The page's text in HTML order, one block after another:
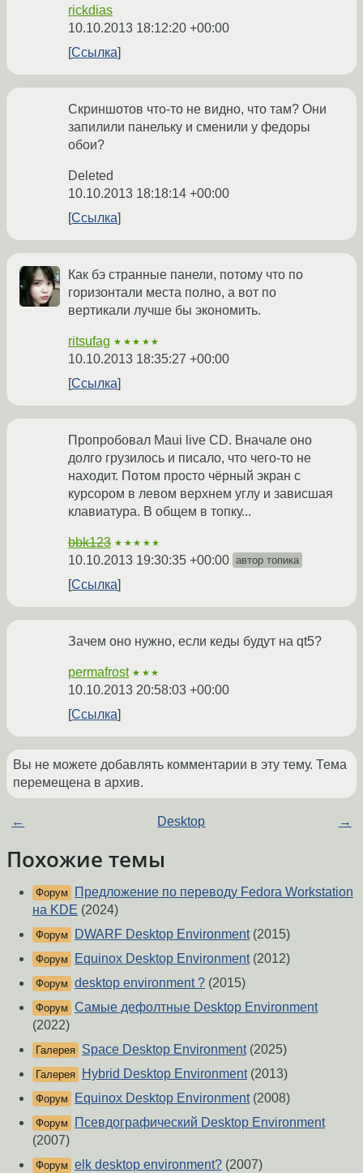
rickdias
10.10.2013 18:12:20 +00:00
Ссылка
Скриншотов что-то не видно, что там? Они
запилили панельку и сменили у федоры
обои?
Deleted
10.10.2013 18:18:14 +00:00
Ссылка
Как бэ странные панели, потому что по
горизонтали места полно, а вот по
вертикали лучше бы экономить.
ritsufag ★★★★★
10.10.2013 18:35:27 +00:00
Ссылка
Пропробовал Maui live CD. Вначале оно
долго грузилось и писало, что чего-то не
находит. Потом просто чёрный экран с
курсором в левом верхнем углу и зависшая
клавиатура. В общем в топку...
bbk123 ★★★★★
10.10.2013 19:30:35 +00:00 автор топика
Ссылка
Зачем оно нужно, если кеды будут на qt5?
permafrost ★★★
10.10.2013 20:58:03 +00:00
Ссылка
Вы не можете добавлять комментарии в эту тему. Тема
перемещена в архив.
← Desktop →
Похожие темы
Форум
Предложение по переводу Fedora Workstation
на KDE (2024)
Форум DWARF Desktop Environment(2015)
Форум Equinox Desktop Environment(2012)
Форум desktop environment ? (2015)
Форум Самые дефолтные Desktop Environment
(2022)
Галерея Space Desktop Environment(2025)
Галерея Hybrid Desktop Environment(2013)
Форум Equinox Desktop Environment(2008)
Форум
Псевдографический Desktop Environment
(2007)
Форум elk desktop environment? (2007)